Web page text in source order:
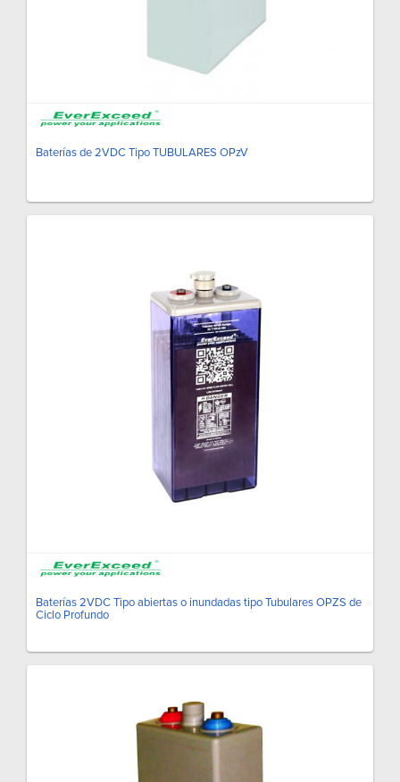
Baterías de 2VDC Tipo TUBULARES OPzV
Baterías 2VDC Tipo abiertas o inundadas tipo Tubulares OPZS de
Ciclo Profundo